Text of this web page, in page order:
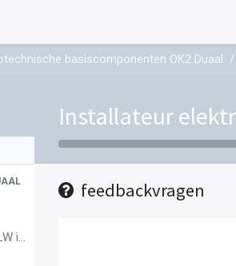
basiscomponenten OK2 Duaal
Installateur
1
feedbackvragen